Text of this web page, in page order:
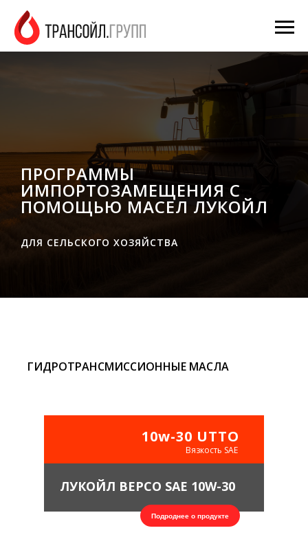
ПРОГРАММЫ
ИМПОРТОЗАМЕЩЕНИЯ С
ПОМОЩЬЮ МАСЕЛ ЛУКОЙЛ
ДЛЯ СЕЛЬСКОГО ХОЗЯЙСТВА
ГИДРОТРАНСМИССИОННЫЕ МАСЛА
10w-30 UTTO
Вязкость SAE
ЛУКОЙЛ ВЕРСО SAE 10W-30
Подроднее о продукте